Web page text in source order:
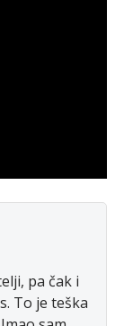
pa čak i
To je teška